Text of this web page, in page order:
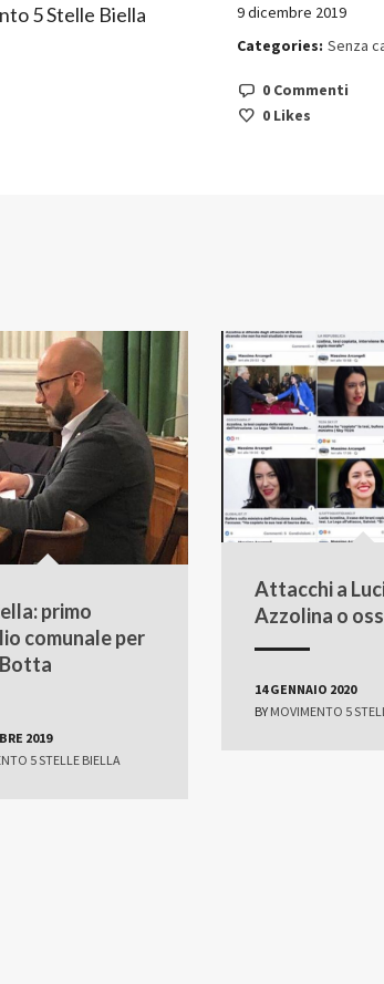
5 Stelle Biella
9 dicembre 2019
Categories: Senza
0 Commenti
0Likes
primo
comunale per
2019
5 STELLE BIELLA
Attacchi a
Azzolina o
14 GENNAIO 2020
BY MOVIMENTO 5